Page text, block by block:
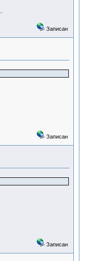
Записан
Записан
Записан